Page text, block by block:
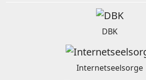
DBK
Internetseelsorge